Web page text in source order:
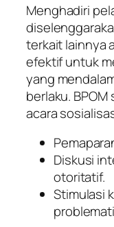
Menghadiri
terkait lainnya
efektif untuk
yang
berlaku.
acara
Diskusi
otoritatif.
Stimulasi